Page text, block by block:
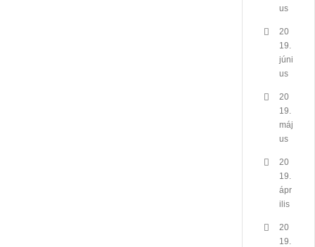
us
20
19.
júni
us
20
19.
máj
us
20
19.
ápr
ilis
20
19.